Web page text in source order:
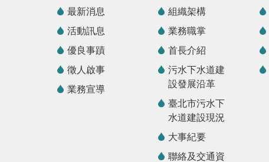
最新消息
活動訊息
優良事蹟
徵人啟事
業務宣導
組織架構
業務職掌
首長介紹
污水下水道建
設發展沿革
臺北市污水下
水道建設現況
大事紀要
聯絡及交通資